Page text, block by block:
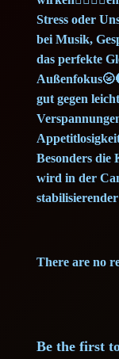
Stress oder
bei Musik,
das perfekte
gut gegen
Besonders
wird in der
There are no
Be the first